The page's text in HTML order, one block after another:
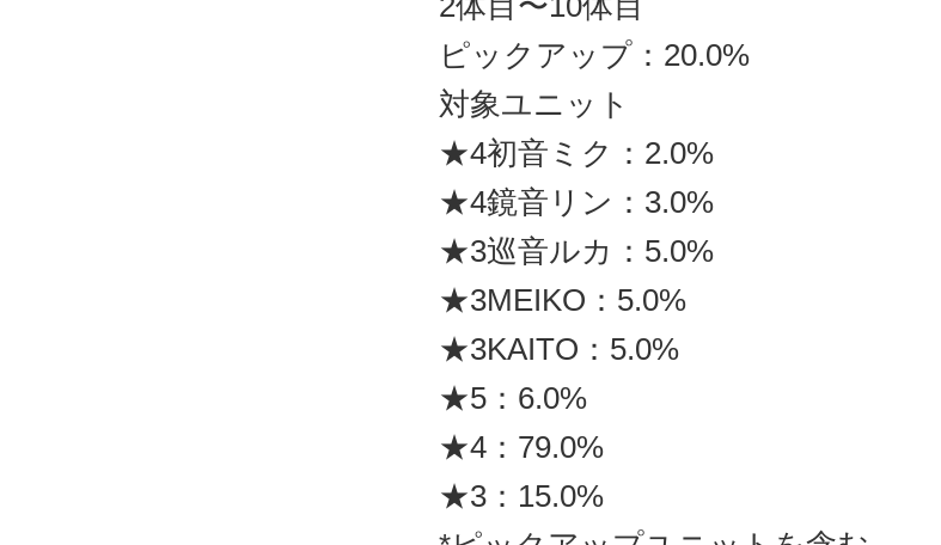
ピックアップ：20.0%
対象ユニット
★4初音ミク：2.0%
★4鏡音リン：3.0%
★3巡音ルカ：5.0%
★3MEIKO：5.0%
★3KAITO：5.0%
★5：6.0%
★4：79.0%
★3：15.0%